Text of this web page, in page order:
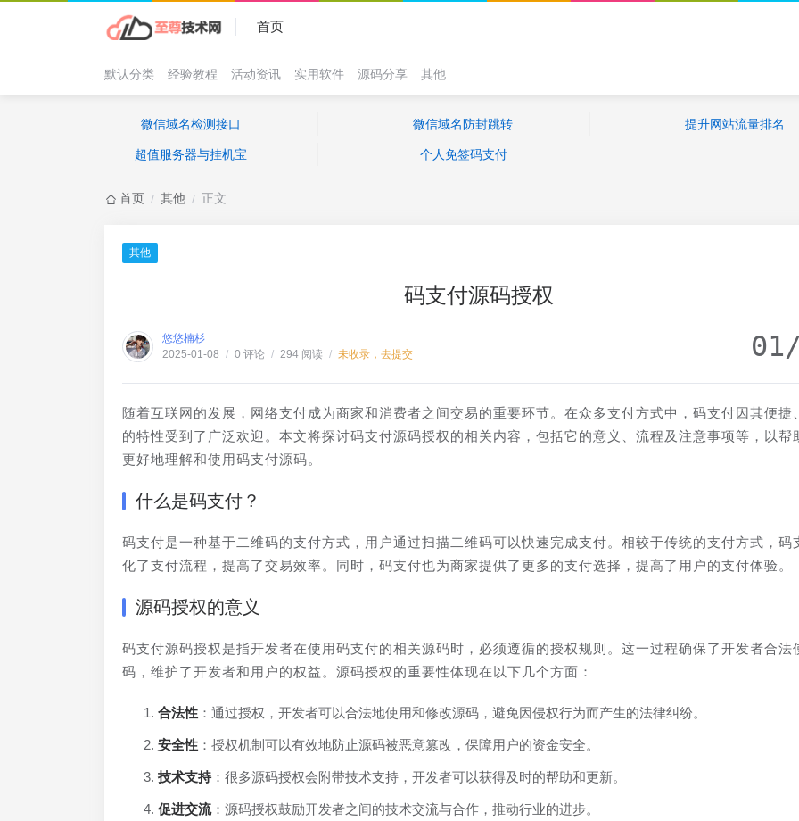
首页
默认分类 经验教程 活动资讯 实用软件 源码分享 其他
微信域名检测接口 微信域名防封跳转 提升网站流量排名
超值服务器与挂机宝 个人免签码支付
首页 / 其他 / 正文
其他
码支付源码授权
悠悠楠杉
2025-01-08 / 0 评论 / 294 阅读 / 未收录，去提交
随着互联网的发展，网络支付成为商家和消费者之间交易的重要环节。在众多支付方式中，码支付因其便捷
的特性受到了广泛欢迎。本文将探讨码支付源码授权的相关内容，包括它的意义、流程及注意事项等，以帮
更好地理解和使用码支付源码。
什么是码支付？
码支付是一种基于二维码的支付方式，用户通过扫描二维码可以快速完成支付。相较于传统的支付方式，码
化了支付流程，提高了交易效率。同时，码支付也为商家提供了更多的支付选择，提高了用户的支付体验。
源码授权的意义
码支付源码授权是指开发者在使用码支付的相关源码时，必须遵循的授权规则。这一过程确保了开发者合法
码，维护了开发者和用户的权益。源码授权的重要性体现在以下几个方面：
合法性 ：通过授权，开发者可以合法地使用和修改源码，避免因侵权行为而产生的法律纠纷。
安全性 ：授权机制可以有效地防止源码被恶意篡改，保障用户的资金安全。
技术支持：很多源码授权会附带技术支持，开发者可以获得及时的帮助和更新。
促进交流：源码授权鼓励开发者之间的技术交流与合作，推动行业的进步。